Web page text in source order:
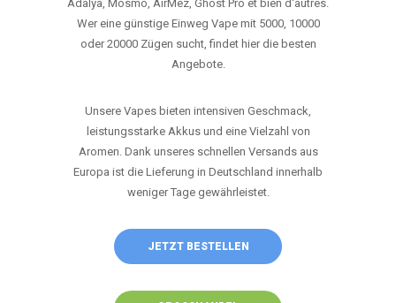
Adalya, Mosmo, AirMez, Ghost Pro et bien d'autres.
Wer eine günstige Einweg Vape mit 5000, 10000
oder 20000 Zügen sucht, findet hier die besten
Angebote.
Unsere Vapes bieten intensiven Geschmack,
leistungsstarke Akkus und eine Vielzahl von
Aromen. Dank unseres schnellen Versands aus
Europa ist die Lieferung in Deutschland innerhalb
weniger Tage gewährleistet.
JETZT BESTELLEN